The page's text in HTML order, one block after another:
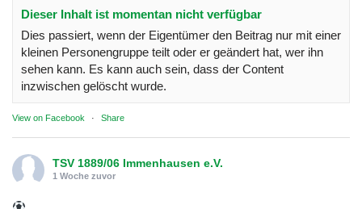
Dieser Inhalt ist momentan nicht verfügbar
Dies passiert, wenn der Eigentümer den Beitrag nur mit einer
kleinen Personengruppe teilt oder er geändert hat, wer ihn
sehen kann. Es kann auch sein, dass der Content
inzwischen gelöscht wurde.
View on Facebook · Share
TSV 1889/06 Immenhausen e.V.
1 Woche zuvor